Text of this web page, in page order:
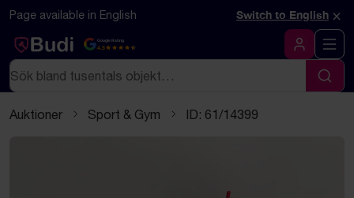
Hoppa till innehåll
Textbaserad (markdown) version av denna sida
Page available in English Switch to English ×
Google Rating
4.5
Logga in
Sök
Sök
Auktioner Sport & Gym ID: 61/14399